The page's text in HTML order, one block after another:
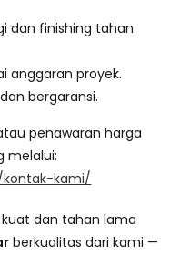
dan finishing tahan
anggaran proyek.
bergaransi.
penawaran harga
melalui:
kami/
dan tahan lama
berkualitas dari kami —